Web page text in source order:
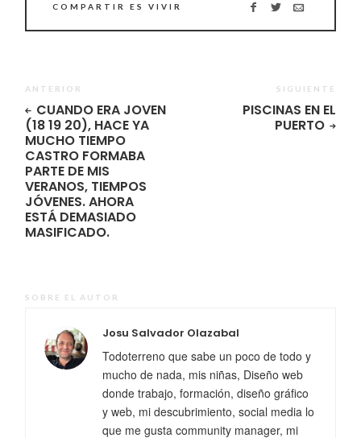
COMPARTIR ES VIVIR
ANTERIOR
CUANDO ERA JOVEN
(18 19 20), HACE YA
MUCHO TIEMPO
CASTRO FORMABA
PARTE DE MIS
VERANOS, TIEMPOS
JÓVENES. AHORA
ESTÁ DEMASIADO
MASIFICADO.
SIGUIENTE
PISCINAS EN EL
PUERTO
SOBRE EL AUTOR
Josu Salvador Olazabal
Todoterreno que sabe un poco de todo y
mucho de nada, mis niñas, Diseño web
donde trabajo, formación, diseño gráfico
y web, mi descubrimiento, social media lo
que me gusta community manager, mi